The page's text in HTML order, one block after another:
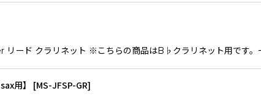
ード クラリネット ※こちらの商品はB♭クラリネット用です
用】 [MS-JFSP-GR]